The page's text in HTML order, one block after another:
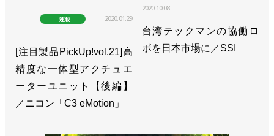
連載 2020.01.29
[注目製品PickUp!vol.21]高
精度な一体型アクチュエ
ーターユニット【後編】
／ニコン「C3 eMotion」
2020.10.08
台湾テックマンの協働ロ
ボを日本市場に／SSI